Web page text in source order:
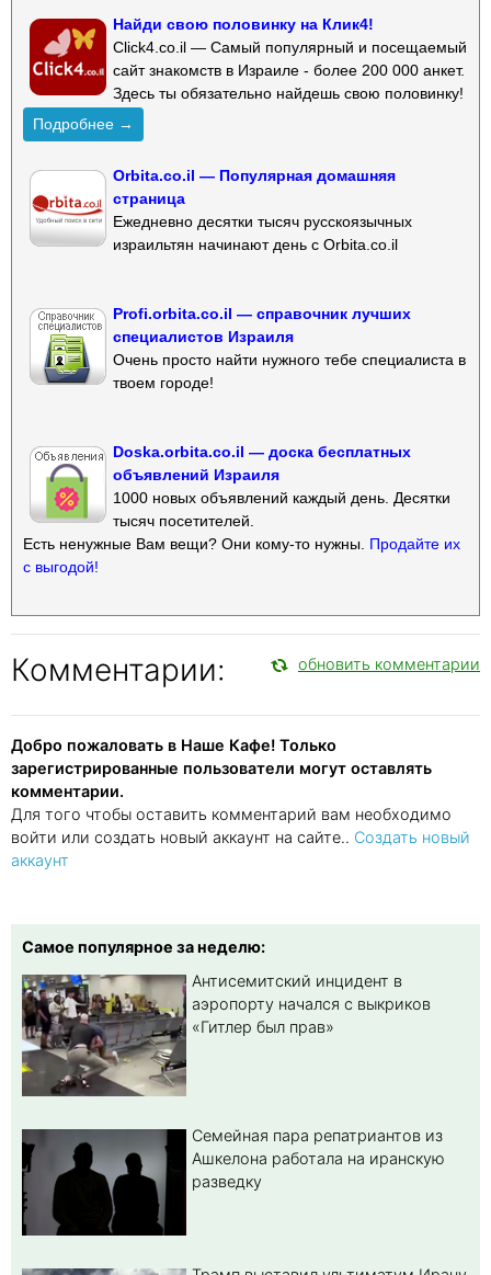
Найди свою половинку на Клик4!
Click4.co.il — Самый популярный и посещаемый
сайт знакомств в Израиле - более 200 000 анкет.
Здесь ты обязательно найдешь свою половинку!
Подробнее →
Orbita.co.il — Популярная домашняя
страница
Ежедневно десятки тысяч русскоязычных
израильтян начинают день с Orbita.co.il
Profi.orbita.co.il — справочник лучших
специалистов Израиля
Очень просто найти нужного тебе специалиста в
твоем городе!
Doska.orbita.co.il — доска бесплатных
объявлений Израиля
1000 новых объявлений каждый день. Десятки
тысяч посетителей.
Есть ненужные Вам вещи? Они кому-то нужны. Продайте их
с выгодой!
Комментарии: обновить комментарии
Добро пожаловать в Наше Кафе! Только
зарегистрированные пользователи могут оставлять
комментарии.
Для того чтобы оставить комментарий вам необходимо
войти или создать новый аккаунт на сайте.. Создать новый
аккаунт
Самое популярное за неделю:
Антисемитский инцидент в
аэропорту начался с выкриков
«Гитлер был прав»
Семейная пара репатриантов из
Ашкелона работала на иранскую
разведку